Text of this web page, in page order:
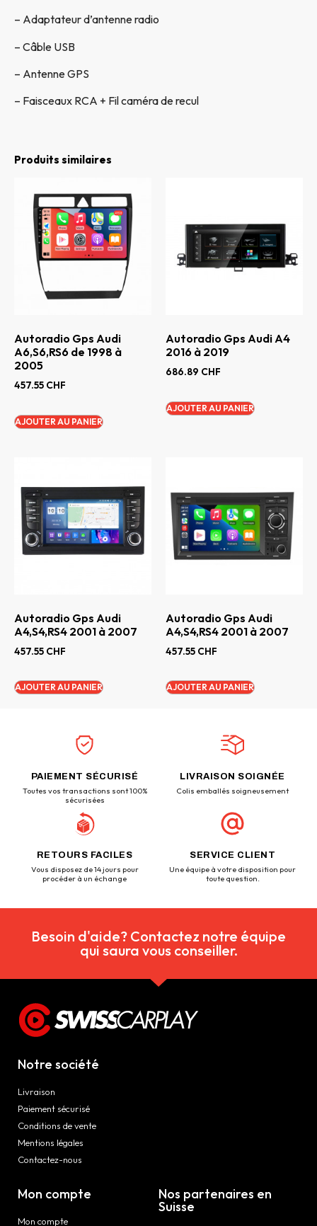
– Adaptateur d’antenne radio
– Câble USB
– Antenne GPS
– Faisceaux RCA + Fil caméra de recul
Produits similaires
Autoradio Gps Audi
A6,S6,RS6 de 1998 à
2005
457.55 CHF
AJOUTER AU PANIER
Autoradio Gps Audi A4
2016 à 2019
686.89 CHF
AJOUTER AU PANIER
Autoradio Gps Audi
A4,S4,RS4 2001 à 2007
457.55 CHF
AJOUTER AU PANIER
Autoradio Gps Audi
A4,S4,RS4 2001 à 2007
457.55 CHF
AJOUTER AU PANIER
PAIEMENT SÉCURISÉ
Toutes vos transactions sont 100%
sécurisées
LIVRAISON SOIGNÉE
Colis emballés soigneusement
RETOURS FACILES
Vous disposez de 14 jours pour
procéder à un échange
SERVICE CLIENT
Une équipe à votre disposition pour
toute question.
Besoin d'aide? Contactez notre équipe
qui saura vous conseiller.
Notre société
Livraison
Paiement sécurisé
Conditions de vente
Mentions légales
Contactez-nous
Mon compte
Mon compte
Nos partenaires en
Suisse